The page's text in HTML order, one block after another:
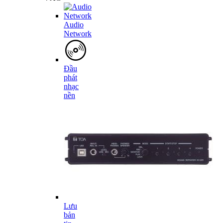
Audio
Network
Đầu
phát
nhạc
nền
Lưu
bản